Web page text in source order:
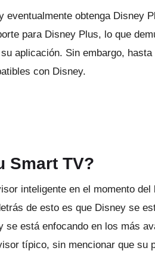
eventualmente obtenga Disney
para Disney Plus, lo que
aplicación. Sin embargo,
con Disney.
Smart TV?
inteligente en el momento del
de esto es que Disney se
está enfocando en los más
típico, sin mencionar que su